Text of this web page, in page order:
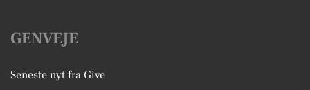
GENVEJE
Seneste nyt fra Give